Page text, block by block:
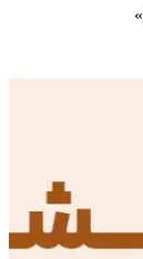
»